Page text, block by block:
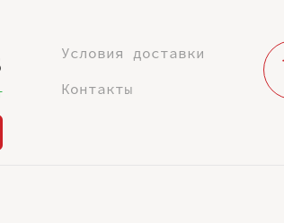
Условия доставки
Контакты